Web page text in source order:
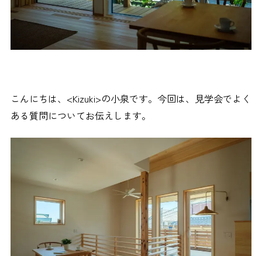
こんにちは、<Kizuki>の小泉です。今回は、見学会でよく
ある質問についてお伝えします。